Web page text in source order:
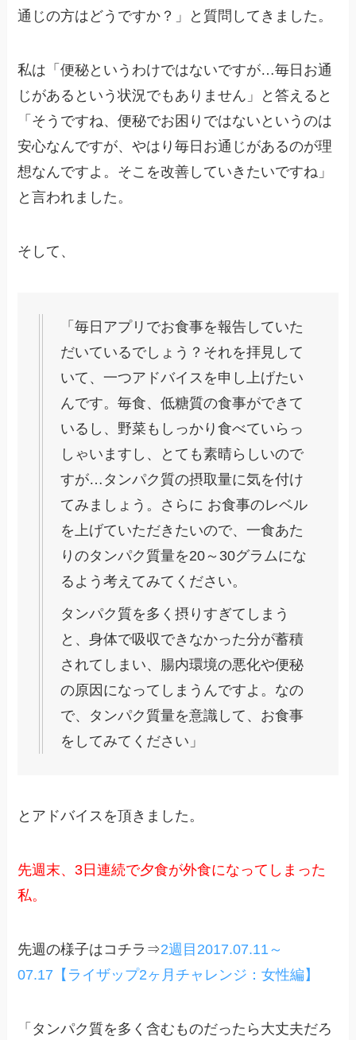
通じの方はどうですか？」と質問してきました。
私は「便秘というわけではないですが…毎日お通
じがあるという状況でもありません」と答えると
「そうですね、便秘でお困りではないというのは
安心なんですが、やはり毎日お通じがあるのが理
想なんですよ。そこを改善していきたいですね」
と言われました。
そして、
「毎日アプリでお食事を報告していた
だいているでしょう？それを拝見して
いて、一つアドバイスを申し上げたい
んです。毎食、低糖質の食事ができて
いるし、野菜もしっかり食べていらっ
しゃいますし、とても素晴らしいので
すが…タンパク質の摂取量に気を付け
てみましょう。さらに お食事のレベル
を上げていただきたいので、一食あた
りのタンパク質量を20～30グラムにな
るよう考えてみてください。
タンパク質を多く摂りすぎてしまう
と、身体で吸収できなかった分が蓄積
されてしまい、腸内環境の悪化や便秘
の原因になってしまうんですよ。なの
で、タンパク質量を意識して、お食事
をしてみてください」
とアドバイスを頂きました。
先週末、3日連続で夕食が外食になってしまった
私。
先週の様子はコチラ⇒2週目2017.07.11～
07.17【ライザップ2ヶ月チャレンジ：女性編】
「タンパク質を多く含むものだったら大丈夫だろ